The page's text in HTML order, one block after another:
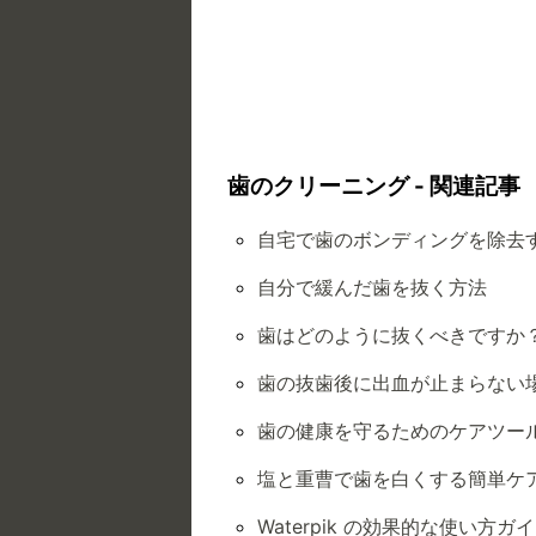
歯のクリーニング - 関連記事
自宅で歯のボンディングを除
自分で緩んだ歯を抜く方法
歯はどのように抜くべきですか
歯の抜歯後に出血が止まらない
歯の健康を守るためのケアツー
塩と重曹で歯を白くする簡単ケ
Waterpik の効果的な使い方ガ